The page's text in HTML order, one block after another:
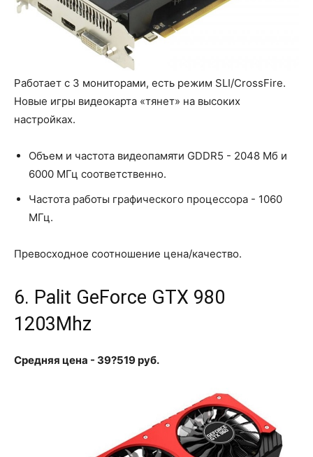
Работает с 3 мониторами, есть режим SLI/CrossFire.
Новые игры видеокарта «тянет» на высоких
настройках.
Объем и частота видеопамяти GDDR5 - 2048 Мб и
6000 МГц соответственно.
Частота работы графического процессора - 1060
МГц.
Превосходное соотношение цена/качество.
6. Palit GeForce GTX 980
1203Mhz
Средняя цена - 39?519 руб.